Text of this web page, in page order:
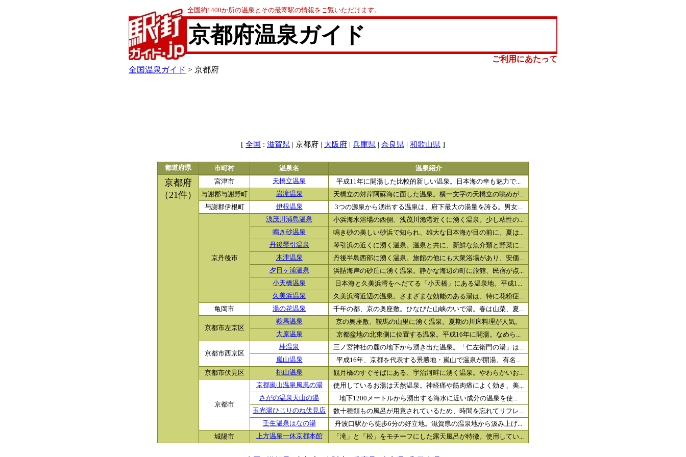
全国約1400か所の温泉とその最寄駅の情報をご覧いただけます。
京都府温泉ガイド
ご利用にあたって
全国温泉ガイド > 京都府
[ 全国 : 滋賀県 | 京都府 | 大阪府 | 兵庫県 | 奈良県 | 和歌山県 ]
都道府県 市町村 温泉名 温泉紹介
京都府
（21件）
宮津市 天橋立温泉
平成11年に開湯した比較的新しい温泉。日本海の幸も魅力で...
与謝郡与謝野町
岩滝温泉
天橋立の対岸阿蘇海に面した温泉。横一文字の天橋立の眺めが...
与謝郡伊根町
伊根温泉 3つの源泉から湧出する温泉は、府下最大の湯量を誇る。男女...
京丹後市
浅茂川浦島温泉 小浜海水浴場の西側、浅茂川漁港近くに湧く温泉。少し粘性の...
鳴き砂温泉 鳴き砂の美しい砂浜で知られ、雄大な日本海が目の前に。夏は...
丹後琴引温泉 琴引浜の近くに湧く温泉。温泉と共に、新鮮な魚介類と野菜に...
木津温泉 丹後半島西部に湧く温泉。旅館の他にも大衆浴場があり、安価...
夕日ヶ浦温泉 浜詰海岸の砂丘に湧く温泉。静かな海辺の町に旅館、民宿が点...
小天橋温泉 日本海と久美浜湾をへだてる「小天橋」にある温泉地。平成1...
久美浜温泉
久美浜湾近辺の温泉。さまざまな効能のある湯は、特に花粉症...
亀岡市
湯の花温泉 千年の都、京の奥座敷。ひなびた山峡のいで湯。春は山菜、夏...
京都市左京区
鞍馬温泉 京の奥座敷、鞍馬の山里に湧く温泉。夏期の川床料理が人気。
大原温泉 京都盆地の北東側に位置する温泉。平成16年に開湯。なめら...
京都市西京区
桂温泉 三ノ宮神社の麓の地下から湧き出た温泉。「仁左衛門の湯」は...
嵐山温泉
平成16年、京都を代表する景勝地・嵐山で温泉が開湯。有名...
京都市伏見区
桃山温泉 観月橋のすぐそばにある、宇治河畔に湧く温泉。やわらかいお...
京都市
京都嵐山温泉風風の湯 使用しているお湯は天然温泉。神経痛や筋肉痛によく効き、美...
さがの温泉天山の湯 地下1200メートルから湧出する海水に近い成分の温泉を使...
玉光湯ひじりのね伏見店 数十種類もの風呂が用意されているため、時間を忘れてリフレ...
壬生温泉はなの湯
丹波口駅から徒歩6分の好立地。滋賀県の温泉地から汲み上げ...
城陽市
上方温泉一休京都本館 「滝」と「松」をモチーフにした露天風呂が特徴。使用してい...